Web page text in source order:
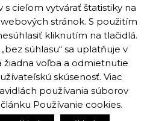
2019 - 2025. Všetky práva k
viac info.
cieľom vytvárať štatistiky na
stránok. S použitím
kliknutím na tlačidlá.
súhlasu“ sa uplatňuje v
žiadna voľba a odmietnutie
skúsenosť. Viac
používania súborov
Používanie cookies.